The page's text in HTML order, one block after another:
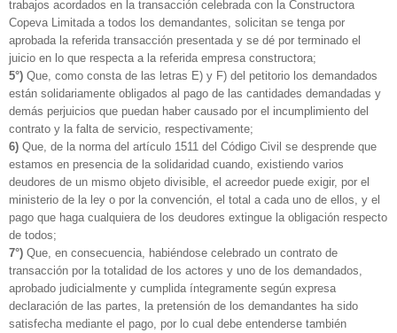
trabajos acordados en la transacción celebrada con la Constructora
Copeva Limitada a todos los demandantes, solicitan se tenga por
aprobada la referida transacción presentada y se dé por terminado el
juicio en lo que respecta a la referida empresa constructora;
5°) Que, como consta de las letras E) y F) del petitorio los demandados
están solidariamente obligados al pago de las cantidades demandadas y
demás perjuicios que puedan haber causado por el incumplimiento del
contrato y la falta de servicio, respectivamente;
6) Que, de la norma del artículo 1511 del Código Civil se desprende que
estamos en presencia de la solidaridad cuando, existiendo varios
deudores de un mismo objeto divisible, el acreedor puede exigir, por el
ministerio de la ley o por la convención, el total a cada uno de ellos, y el
pago que haga cualquiera de los deudores extingue la obligación respecto
de todos;
7°) Que, en consecuencia, habiéndose celebrado un contrato de
transacción por la totalidad de los actores y uno de los demandados,
aprobado judicialmente y cumplida íntegramente según expresa
declaración de las partes, la pretensión de los demandantes ha sido
satisfecha mediante el pago, por lo cual debe entenderse también